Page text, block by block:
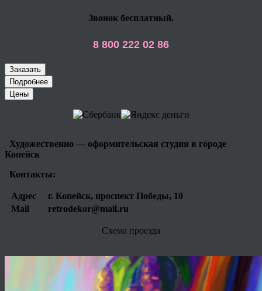
Звонок бесплатный.
8 800 222 02 86
Заказать
Подробнее
Цены
Художественно — оформительская студия в городе
Копейск
Контакты:
Адрес
г. Копейск, проспект Победы, 10
Mail
retrodekor@mail.ru
Схема проезда